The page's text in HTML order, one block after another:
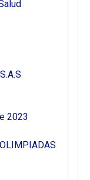
2023